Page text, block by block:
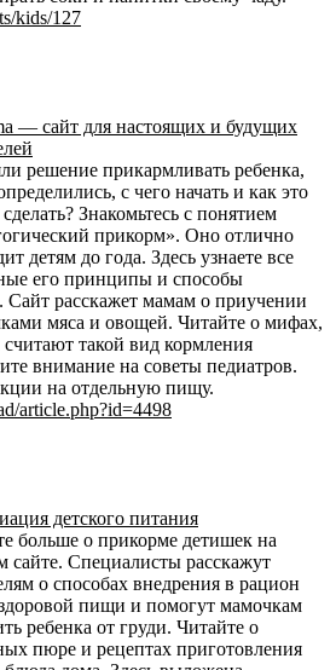
kids/127
— сайт для настоящих и будущих
решение прикармливать ребенка,
с чего начать и как это
Знакомьтесь с понятием
прикорм». Оно отлично
детям до года. Здесь узнаете все
его принципы и способы
расскажет мамам о приучении
мяса и овощей. Читайте о мифах,
такой вид кормления
внимание на советы педиатров.
на отдельную пищу.
article.php?id=4498
детского питания
больше о прикорме детишек на
сайте. Специалисты расскажут
о способах внедрения в рацион
пищи и помогут мамочкам
ребенка от груди. Читайте о
пюре и рецептах приготовления